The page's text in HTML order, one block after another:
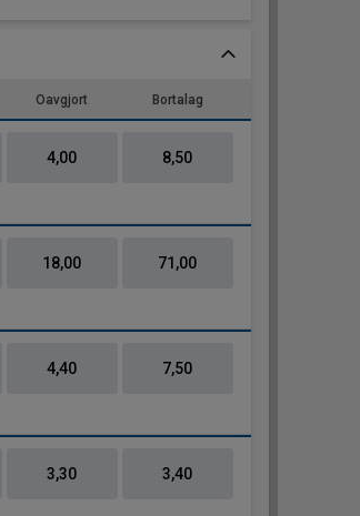
Oavgjort Bortalag
4,00 8,50
18,00 71,00
4,40 7,50
3,30 3,40